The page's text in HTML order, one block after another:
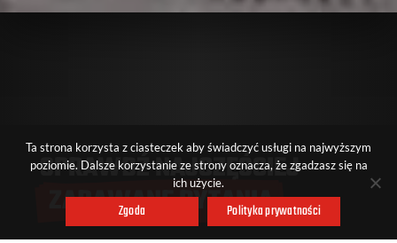
SPRAWDŹ NAJCZĘŚCIEJ
ZADAWANE PYTANIA
Ta strona korzysta z ciasteczek aby świadczyć usługi na najwyższym
poziomie. Dalsze korzystanie ze strony oznacza, że zgadzasz się na
ich użycie.
Zgoda Polityka prywatności